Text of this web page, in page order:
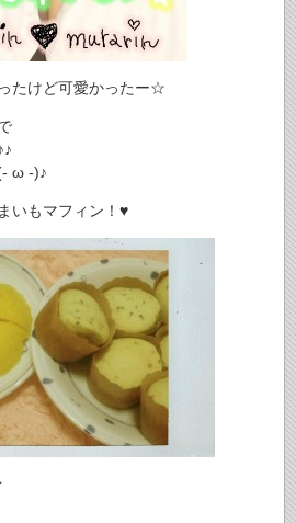
たけど可愛かったー☆
ω -)♪
いもマフィン！♥